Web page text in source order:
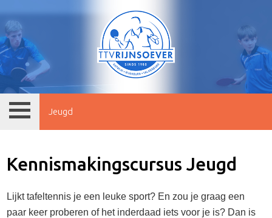
Jeugd
Kennismakingscursus Jeugd
Lijkt tafeltennis je een leuke sport? En zou je graag een
paar keer proberen of het inderdaad iets voor je is? Dan is